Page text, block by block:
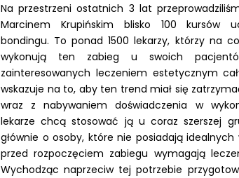
Na przestrzeni ostatnich 3 lat
Marcinem Krupińskim blisko 100 kursów
bondingu. To ponad 1500 lekarzy, którzy na
wykonują ten zabieg u swoich
zainteresowanych leczeniem estetycznym
wskazuje na to, aby ten trend miał się
wraz z nabywaniem doświadczenia w
lekarze chcą stosować ją u coraz szerszej
głównie o osoby, które nie posiadają
przed rozpoczęciem zabiegu wymagają
Wychodząc naprzeciw tej potrzebie